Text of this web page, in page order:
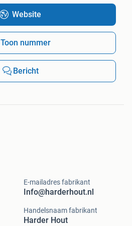
E-mailadres fabrikant
Info@harderhout.nl
Handelsnaam fabrikant
Harder Hout
Website
Toon nummer
Bericht